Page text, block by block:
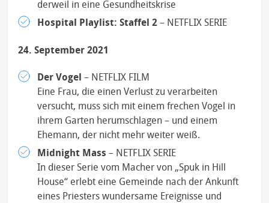
derweil in eine Gesundheitskrise
Hospital Playlist: Staffel 2 – NETFLIX SERIE
24. September 2021
Der Vogel – NETFLIX FILM
Eine Frau, die einen Verlust zu verarbeiten
versucht, muss sich mit einem frechen Vogel in
ihrem Garten herumschlagen – und einem
Ehemann, der nicht mehr weiter weiß.
Midnight Mass – NETFLIX SERIE
In dieser Serie vom Macher von „Spuk in Hill
House“ erlebt eine Gemeinde nach der Ankunft
eines Priesters wundersame Ereignisse und